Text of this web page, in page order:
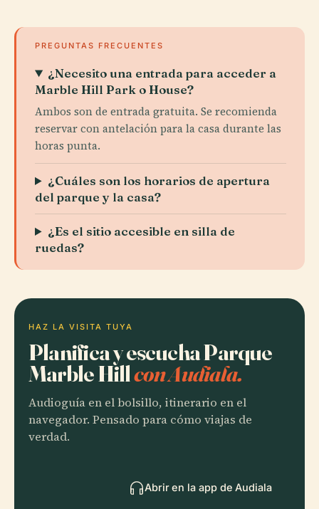
PREGUNTAS FRECUENTES
¿Necesito una entrada para acceder a
Marble Hill Park o House?
Ambos son de entrada gratuita. Se recomienda
reservar con antelación para la casa durante las
horas punta.
¿Cuáles son los horarios de apertura
del parque y la casa?
¿Es el sitio accesible en silla de
ruedas?
HAZ LA VISITA TUYA
Planifica y escucha Parque
Marble Hillcon Audiala.
Audioguía en el bolsillo, itinerario en el
navegador. Pensado para cómo viajas de
verdad.
Abrir en la app de Audiala